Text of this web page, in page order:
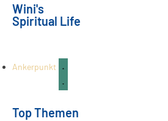
Wini's
Spiritual Life
Zukunftsvisionen | Horoskop
August/September 2026
Juli
Ankerpunkt
Top Themen